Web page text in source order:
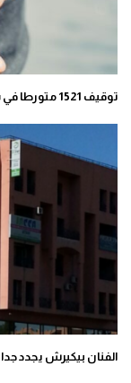
توقيف 1521 متورطا في سرقة السيارات والدراجات
الفنان بيكيرش يجدد